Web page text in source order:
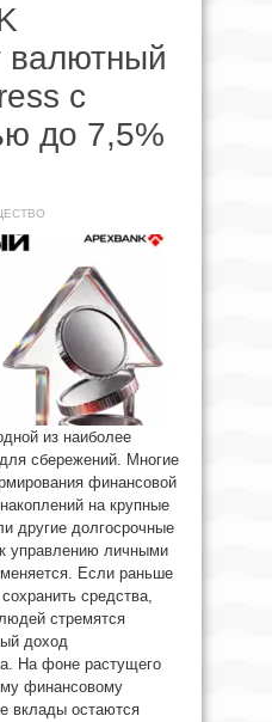
валютный
с
до 7,5%
из наиболее
сбережений. Многие
финансовой
на крупные
другие долгосрочные
управлению личными
Если раньше
средства,
стремятся
доход
На фоне растущего
финансовому
вклады остаются